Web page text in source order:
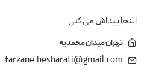
اینجا پیداش می کنی
تهران میدان محمدیه
farzane.besharati@gmail.com